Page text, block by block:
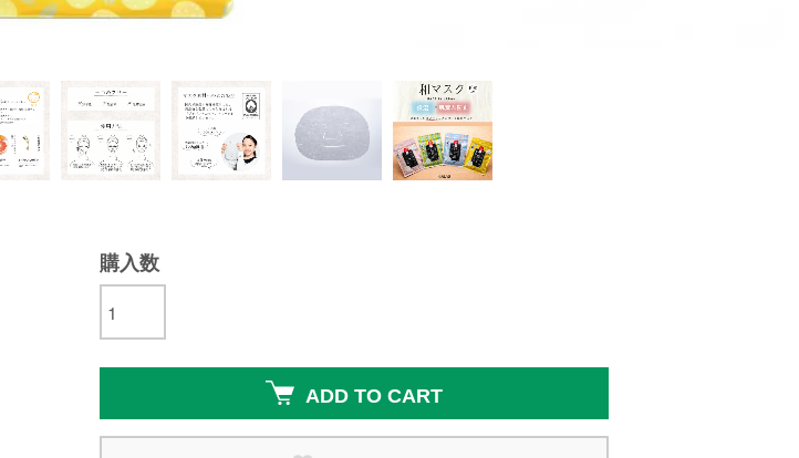
購入数
ADD TO CART